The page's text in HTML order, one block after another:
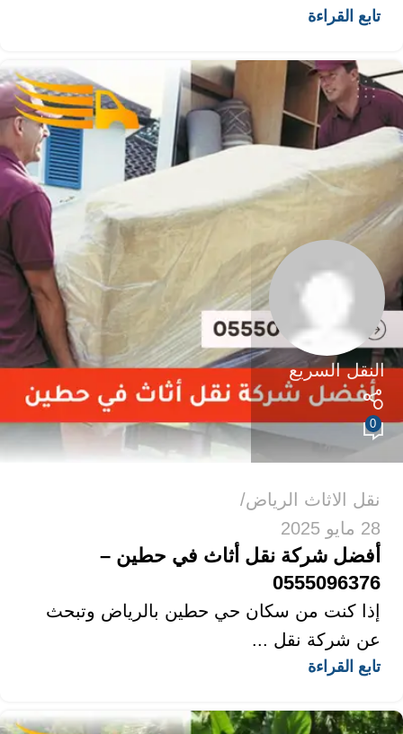
تابع القراءة
النقل السريع
0
نقل الاثاث الرياض
28 مايو 2025
أفضل شركة نقل أثاث في حطين –
0555096376
إذا كنت من سكان حي حطين بالرياض وتبحث
عن شركة نقل ...
تابع القراءة